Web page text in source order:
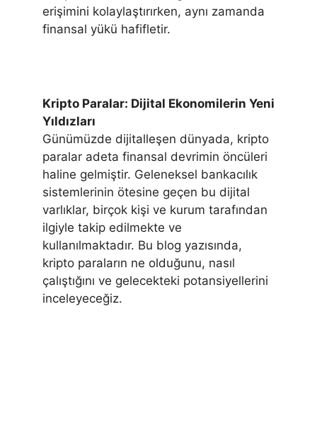
erişimini kolaylaştırırken, aynı zamanda
finansal yükü hafifletir.
Kripto Paralar: Dijital Ekonomilerin Yeni
Yıldızları
Günümüzde dijitalleşen dünyada, kripto
paralar adeta finansal devrimin öncüleri
haline gelmiştir. Geleneksel bankacılık
sistemlerinin ötesine geçen bu dijital
varlıklar, birçok kişi ve kurum tarafından
ilgiyle takip edilmekte ve
kullanılmaktadır. Bu blog yazısında,
kripto paraların ne olduğunu, nasıl
çalıştığını ve gelecekteki potansiyellerini
inceleyeceğiz.